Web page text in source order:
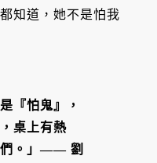
知道，她不是怕我
『怕鬼』，
桌上有熱
們。」—— 劉